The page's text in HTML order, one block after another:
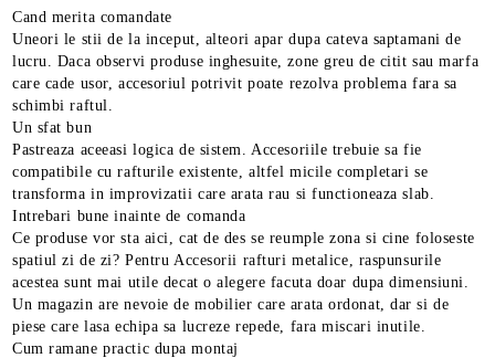
Cand merita comandate
Uneori le stii de la inceput, alteori apar dupa cateva saptamani de
lucru. Daca observi produse inghesuite, zone greu de citit sau marfa
care cade usor, accesoriul potrivit poate rezolva problema fara sa
schimbi raftul.
Un sfat bun
Pastreaza aceeasi logica de sistem. Accesoriile trebuie sa fie
compatibile cu rafturile existente, altfel micile completari se
transforma in improvizatii care arata rau si functioneaza slab.
Intrebari bune inainte de comanda
Ce produse vor sta aici, cat de des se reumple zona si cine foloseste
spatiul zi de zi? Pentru Accesorii rafturi metalice, raspunsurile
acestea sunt mai utile decat o alegere facuta doar dupa dimensiuni.
Un magazin are nevoie de mobilier care arata ordonat, dar si de
piese care lasa echipa sa lucreze repede, fara miscari inutile.
Cum ramane practic dupa montaj